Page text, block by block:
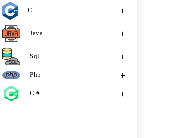
C ++
Java
Sql
Php
C #